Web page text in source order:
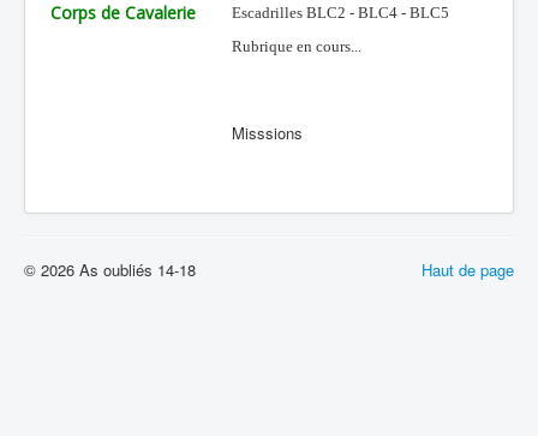
Batailles
Corps de Cavalerie
Escadrilles BLC2 - BLC4 - BLC5
Rubrique en cours...
Misssions
Haut de page
© 2026 As oubliés 14-18